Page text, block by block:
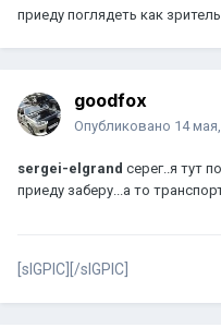
приеду поглядеть как
goodfox
Опубликовано 14
sergei-elgrand серег..я тут
приеду заберу...а то
[sIGPIC][/sIGPIC]